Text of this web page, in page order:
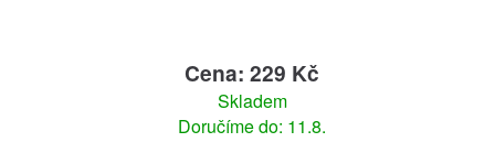
Cena: 229 Kč
Skladem
Doručíme do: 11.8.